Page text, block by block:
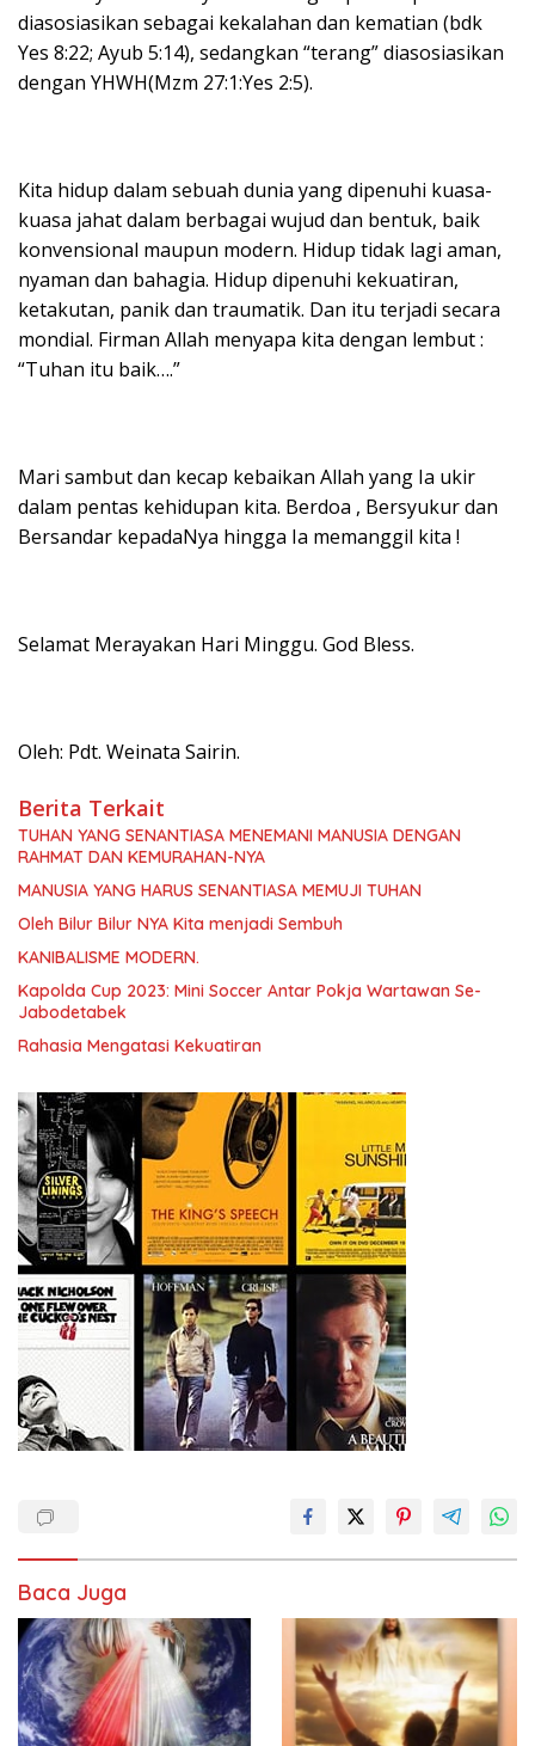
diasosiasikan sebagai kekalahan dan kematian (bdk
Yes 8:22; Ayub 5:14), sedangkan “terang” diasosiasikan
dengan YHWH(Mzm 27:1:Yes 2:5).
Kita hidup dalam sebuah dunia yang dipenuhi kuasa-
kuasa jahat dalam berbagai wujud dan bentuk, baik
konvensional maupun modern. Hidup tidak lagi aman,
nyaman dan bahagia. Hidup dipenuhi kekuatiran,
ketakutan, panik dan traumatik. Dan itu terjadi secara
mondial. Firman Allah menyapa kita dengan lembut :
“Tuhan itu baik….”
Mari sambut dan kecap kebaikan Allah yang Ia ukir
dalam pentas kehidupan kita. Berdoa , Bersyukur dan
Bersandar kepadaNya hingga Ia memanggil kita !
Selamat Merayakan Hari Minggu. God Bless.
Oleh: Pdt. Weinata Sairin.
Berita Terkait
TUHAN YANG SENANTIASA MENEMANI MANUSIA DENGAN
RAHMAT DAN KEMURAHAN-NYA
MANUSIA YANG HARUS SENANTIASA MEMUJI TUHAN
Oleh Bilur Bilur NYA Kita menjadi Sembuh
KANIBALISME MODERN.
Kapolda Cup 2023: Mini Soccer Antar Pokja Wartawan Se-
Jabodetabek
Rahasia Mengatasi Kekuatiran
Baca Juga